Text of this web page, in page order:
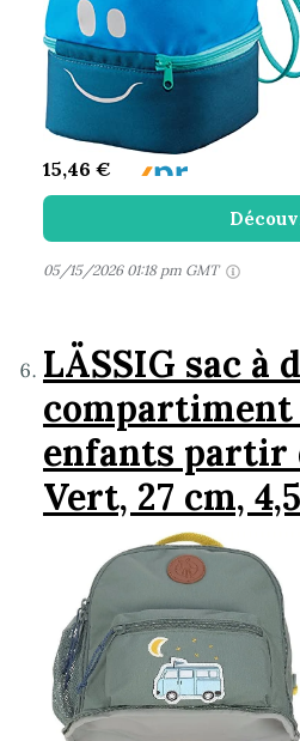
15,46 €
05/15/2026 01:18 pm GMT
LÄSSIG sac à
compartiment
enfants partir
Vert, 27 cm,